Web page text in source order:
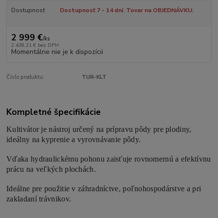
Dostupnosť Dostupnosť 7 - 14 dní. Tovar na OBJEDNÁVKU.
2 999 €/ks
2 438,21 € bez DPH
Momentálne nie je k dispozícii
Číslo produktu: TUR-KLT
Kompletné špecifikácie
Kultivátor je nástroj určený na prípravu pôdy pre plodiny,
ideálny na kyprenie a vyrovnávanie pôdy.
Vďaka hydraulickému pohonu zaisťuje rovnomernú a efektívnu
prácu na veľkých plochách.
Ideálne pre použitie v záhradníctve, poľnohospodárstve a pri
zakladaní trávnikov.